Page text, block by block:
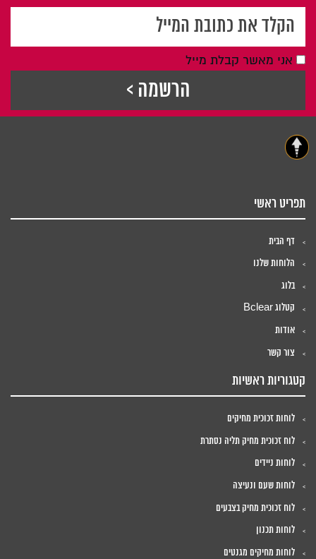
אני מאשר קבלת מייל
תפריט ראשי
דף הבית
הלוחות שלנו
בלוג
קטלוג Bclear
אודות
צור קשר
קטגוריות ראשיות
לוחות זכוכית מחיקים
לוח זכוכית מחיק תליה נסתרת
לוחות ניידים
לוחות שעם ונעיצה
לוח זכוכית מחיק בצבעים
לוחות תכנון
לוחות מחיקים מגנטים